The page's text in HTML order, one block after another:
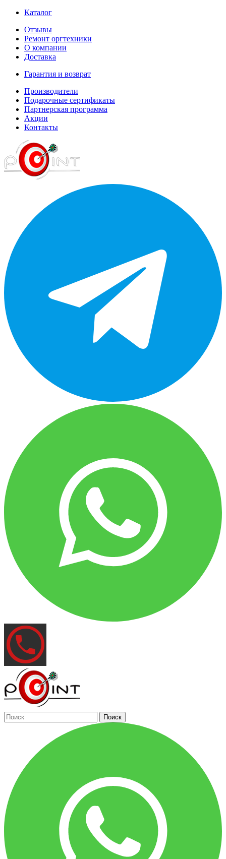
Каталог
Отзывы
Ремонт оргтехники
О компании
Доставка
Гарантия и возврат
Производители
Подарочные сертификаты
Партнерская программа
Акции
Контакты
Поиск